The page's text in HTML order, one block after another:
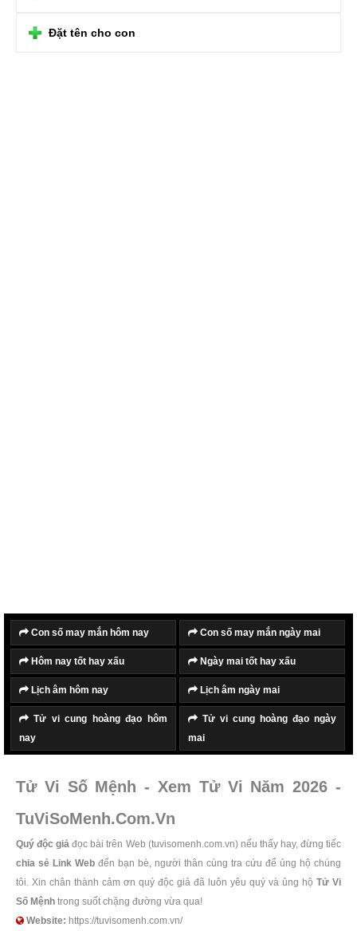
Đặt tên cho con
Con số may mắn hôm nay Con số may mắn ngày mai
Hôm nay tốt hay xấu Ngày mai tốt hay xấu
Lịch âm hôm nay Lịch âm ngày mai
Tử vi cung hoàng đạo hôm
nay
Tử vi cung hoàng đạo ngày
mai
Tử Vi Số Mệnh - Xem Tử Vi Năm 2026 -
TuViSoMenh.Com.Vn
Quý độc giả đọc bài trên Web (tuvisomenh.com.vn) nếu thấy hay, đừng tiếc
chia sẻ Link Web đến bạn bè, người thân cùng tra cứu để ủng hộ chúng
tôi. Xin chân thành cảm ơn quý độc giả đã luôn yêu quý và ủng hộ Tử Vi
Số Mệnh trong suốt chặng đường vừa qua!
Website: https://tuvisomenh.com.vn/